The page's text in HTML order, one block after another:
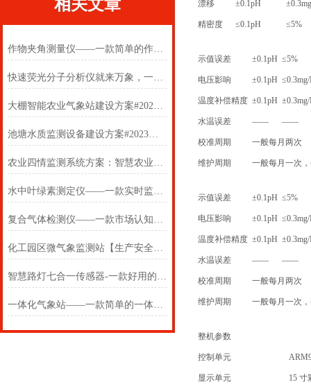
相关文章
作物夹角测量仪——一款简单的作物夹角茎粗测量仪2025(万象推送)
快速荧光分子分析仪就来万象，一款好的猪微型pcr检测仪带给你
大棚智能农业气象站建设方案#20222已更新
池塘水质监测设备建设方案#2023已更新
农业四情监测系统方案：智慧农业“及时雨”
水中叶绿素测定仪——一款实时监测的便携式叶绿素分析仪2024(万象推送)
复合气体检测仪——一款市场认知度高的泵吸四合一气体检测仪2025(万象推送)
化工园区微气象监测站【生产安全要牢记】
智慧路灯七合一传感器-一款好用的智慧路灯多合一传感器
一体化气象站——一款简单的一体化气象监测设备2024(万象推送)
漂移 ±0.1pH
精密度 ≤0.1pH ≤5%
示值误差 ±0.1pH ≤5%
电压影响 ±0.1pH
温度补偿精度 ±0.1pH
水温误差 —— ——
校准周期 一般每月两次
维护周期 一般每月一次
示值误差 ±0.1pH ≤5%
电压影响 ±0.1pH
温度补偿精度 ±0.1pH
水温误差 —— ——
校准周期 一般每月两次
维护周期 一般每月一次
整机参数
控制单元
显示单元 15 寸